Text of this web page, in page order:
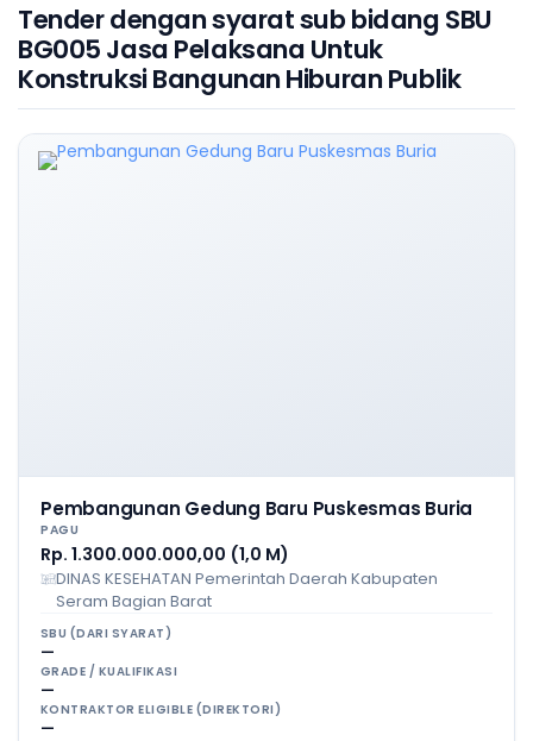
Tender dengan syarat sub bidang SBU
BG005 Jasa Pelaksana Untuk
Konstruksi Bangunan Hiburan Publik
Pembangunan Gedung Baru Puskesmas Buria
PAGU
Rp. 1.300.000.000,00 (1,0 M)
DINAS KESEHATAN Pemerintah Daerah Kabupaten
Seram Bagian Barat
SBU (DARI SYARAT)
—
GRADE / KUALIFIKASI
—
KONTRAKTOR ELIGIBLE (DIREKTORI)
—